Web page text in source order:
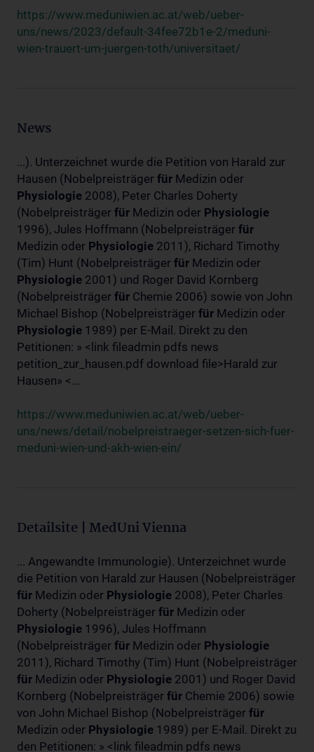
https://www.meduniwien.ac.at/web/ueber-
uns/news/2023/default-34fee72b1e-2/meduni-
wien-trauert-um-juergen-toth/universitaet/
News
...). Unterzeichnet wurde die Petition von Harald zur
Hausen (Nobelpreisträger für Medizin oder
Physiologie 2008), Peter Charles Doherty
(Nobelpreisträger für Medizin oder Physiologie
1996), Jules Hoffmann (Nobelpreisträger für
Medizin oder Physiologie 2011), Richard Timothy
(Tim) Hunt (Nobelpreisträger für Medizin oder
Physiologie 2001) und Roger David Kornberg
(Nobelpreisträger für Chemie 2006) sowie von John
Michael Bishop (Nobelpreisträger für Medizin oder
Physiologie 1989) per E-Mail. Direkt zu den
Petitionen: » <link fileadmin pdfs news
petition_zur_hausen.pdf download file>Harald zur
Hausen» <...
https://www.meduniwien.ac.at/web/ueber-
uns/news/detail/nobelpreistraeger-setzen-sich-fuer-
meduni-wien-und-akh-wien-ein/
Detailsite | MedUni Vienna
... Angewandte Immunologie). Unterzeichnet wurde
die Petition von Harald zur Hausen (Nobelpreisträger
für Medizin oder Physiologie 2008), Peter Charles
Doherty (Nobelpreisträger für Medizin oder
Physiologie 1996), Jules Hoffmann
(Nobelpreisträger für Medizin oder Physiologie
2011), Richard Timothy (Tim) Hunt (Nobelpreisträger
für Medizin oder Physiologie 2001) und Roger David
Kornberg (Nobelpreisträger für Chemie 2006) sowie
von John Michael Bishop (Nobelpreisträger für
Medizin oder Physiologie 1989) per E-Mail. Direkt zu
den Petitionen: » <link fileadmin pdfs news